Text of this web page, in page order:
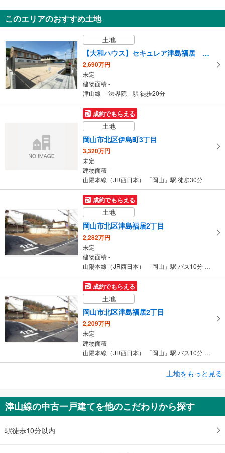
岡山市北区下伊福上町
建物面積 92.2m 2
吉備線 「備前三門」駅 徒歩1分
このエリアのおすすめ土地
土地
【大和ハウス】セキュレア津島福居 （建築条件付宅地分譲）
2,690万円
未定
建物面積 -
津山線 「法界院」駅 徒歩20分
成約でもらえる
土地
岡山市北区伊島町3丁目
3,320万円
未定
建物面積 -
山陽本線（JR西日本） 「岡山」駅 徒歩30分
成約でもらえる
土地
岡山市北区津島福居2丁目
2,282万円
未定
建物面積 -
山陽本線（JR西日本） 「岡山」駅 バス10分 福居バス停 バス停下車 徒歩5分
成約でもらえる
土地
岡山市北区津島福居2丁目
2,209万円
未定
建物面積 -
山陽本線（JR西日本） 「岡山」駅 バス10分 福居バス停 バス停下車 徒歩5分
450万円
未定
土地をもっと見る
津山線の中古一戸建てを他のこだわりから探す
駅徒歩10分以内